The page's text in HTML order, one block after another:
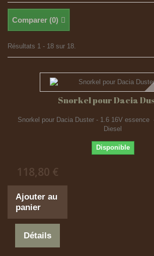
Comparer (0)
Résultats 1 - 18 sur 18.
Snorkel pour Dacia
Snorkel pour Dacia Duster - 1.6 16V essence
Diesel
Disponible
118,80 €
Ajouter au
panier
Détails